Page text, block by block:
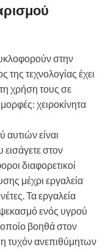
στην
τεχνολογίας έχει
χρήση τους σε
χειροκίνητα
αυτιών είναι
στον
διαφορετικοί
μέχρι εργαλεία
Τα εργαλεία
ενός υγρού
βοηθά στον
τυχόν ανεπιθύμητων